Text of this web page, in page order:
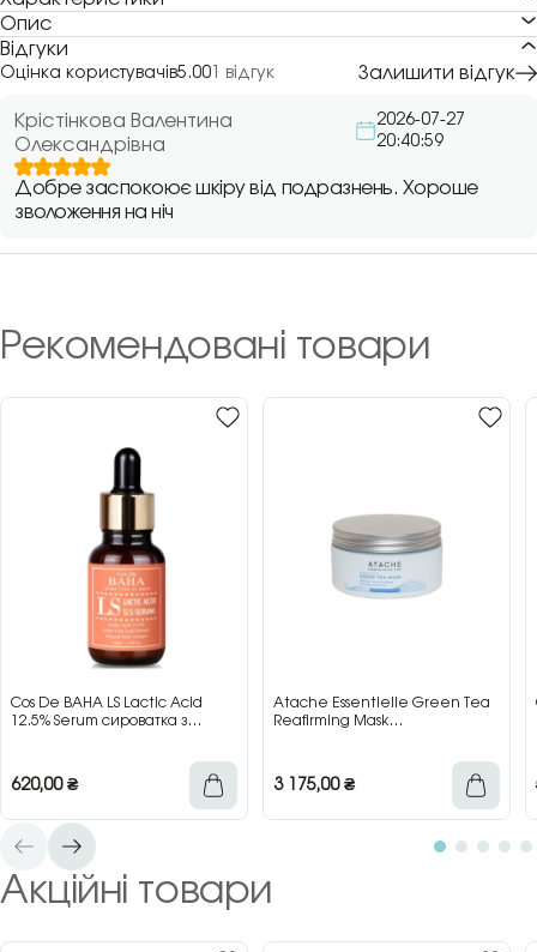
Опис
Відгуки
Оцінка користувачів5.00 1 відгук Залишити відгук
Крістінкова Валентина
Олександрівна
2026-07-27
20:40:59
Добре заспокоює шкіру від подразнень. Хороше
зволоження на ніч
Рекомендовані товари
Cos De BAHA LS Lactic Acid
12.5% Serum сироватка з
620,00₴
Atache Essentielle Green Tea
Reafirming Mask
3 175,00₴
Акційні товари